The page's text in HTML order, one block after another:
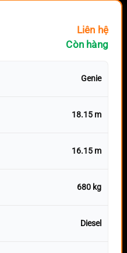
Liên hệ
Còn hàng
Genie
18.15 m
16.15 m
680 kg
Diesel